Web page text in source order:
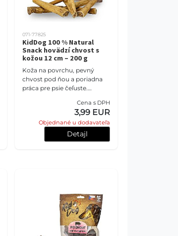
071-77825
KidDog 100 % Natural
Snack hovädzí chvost s
kožou 12 cm – 200 g
Koža na povrchu, pevný
chvost pod ňou a poriadna
práca pre psie čeľuste.
kožou je odolnejšia žuvacia
maškrta zo 100 % hovädze
Cena s DPH
3,99 EUR
Objednané u dodavateľa
Detajl